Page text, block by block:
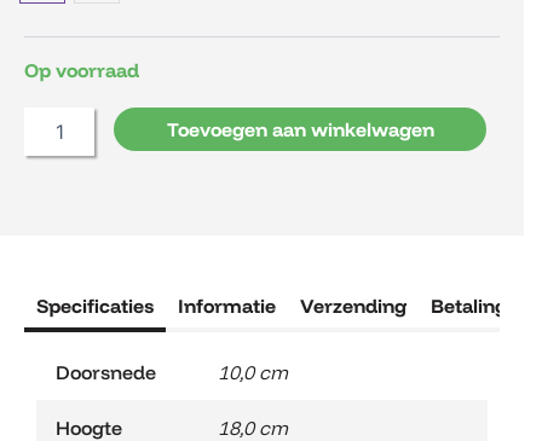
Op voorraad
Toevoegen aan winkelwagen
Specificaties Informatie Verzending Betaling
Doorsnede 10,0 cm
Hoogte 18,0 cm